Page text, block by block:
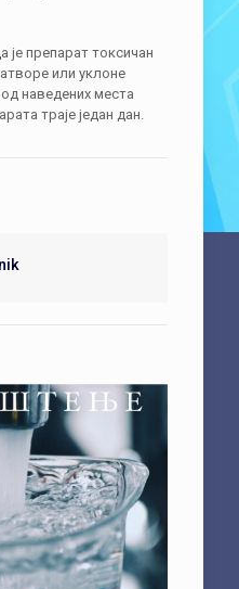
је препарат токсичан
или уклоне
наведених места
траје један дан.